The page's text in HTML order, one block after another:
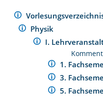
Physik
I.
1.
3.
5.